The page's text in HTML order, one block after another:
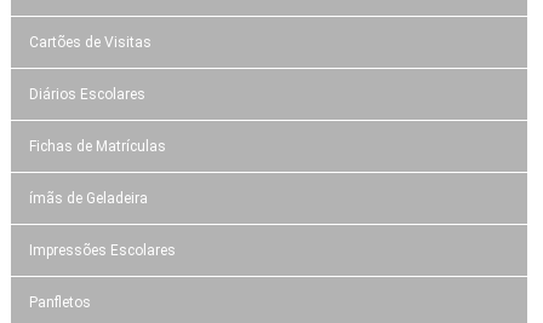
Cartões de Visitas
Diários Escolares
Fichas de Matrículas
ímãs de Geladeira
Impressões Escolares
Panfletos